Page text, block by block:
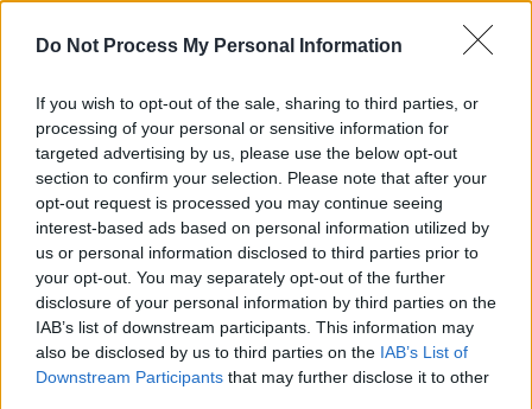
Do Not Process My Personal Information
If you wish to opt-out of the sale, sharing to third parties, or
processing of your personal or sensitive information for
targeted advertising by us, please use the below opt-out
section to confirm your selection. Please note that after your
opt-out request is processed you may continue seeing
interest-based ads based on personal information utilized by
us or personal information disclosed to third parties prior to
your opt-out. You may separately opt-out of the further
disclosure of your personal information by third parties on the
IAB’s list of downstream participants. This information may
also be disclosed by us to third parties on the IAB’s List of
Downstream Participants that may further disclose it to other
στήνουν οδοφράγματα όχι για να εμποδίσουν
αμυνθούν να πυροβολήσουν στα οχήματα που
πλησιάζουν. Αυτά λοιπόν είναιπολεμικά
οδοφράγματα» δήλωσε στην βοσνιακή
ειδησεογραφική ιστοσελίδα istraga.ba ο
Άλμπιν Κούρτι.
Ο πρωθυπουργός του Κοσόβου κατά την
συνάντηση που είχε χθες με τον διοικητή
της διεθνούς στρατιωτικής δύναμης στο
Κόσοβο (KFOR) στρατηγό Αντζέλο Μικέλε